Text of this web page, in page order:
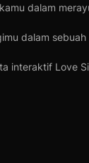
dalam
dalam
interaktif Love